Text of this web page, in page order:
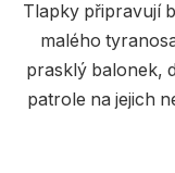
Kuchařky
Počítače
Populárně -
Tlapky připravují
malého
prasklý balonek,
patrole na jejich
vystopovat
hrdinům najít